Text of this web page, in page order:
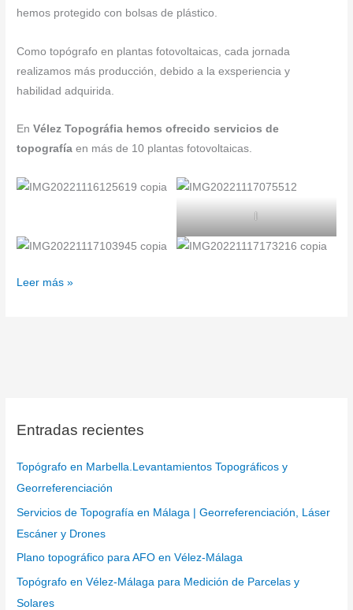
hemos protegido con bolsas de plástico.
Como topógrafo en plantas fotovoltaicas, cada jornada
realizamos más producción, debido a la exsperiencia y
habilidad adquirida.
EnVélez Topográfia hemos ofrecido servicios de
topografíaen más de 10 plantas fotovoltaicas.
Leer más »
Entradas recientes
Topógrafo en Marbella.Levantamientos Topográficos y
Georreferenciación
Servicios de Topografía en Málaga | Georreferenciación, Láser
Escáner y Drones
Plano topográfico para AFO en Vélez-Málaga
Topógrafo en Vélez-Málaga para Medición de Parcelas y
Solares